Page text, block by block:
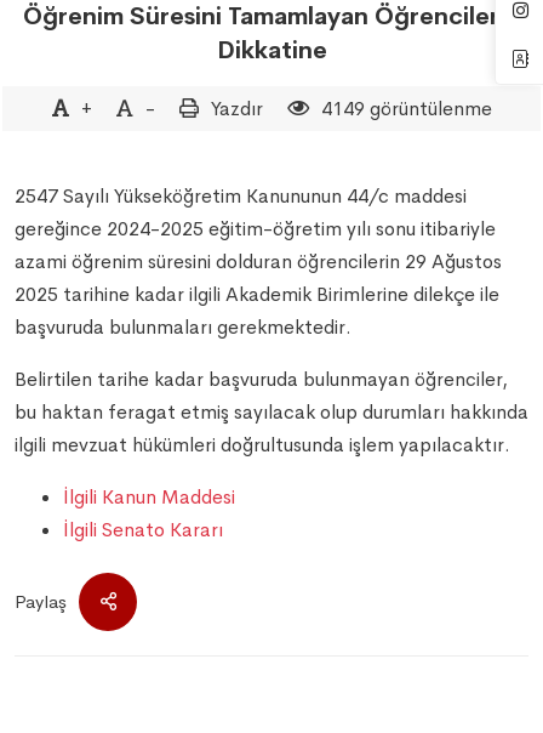
Öğrenim Süresini Tamamlayan Öğrencilerin
Dikkatine
+ - Yazdır 4149 görüntülenme
2547 Sayılı Yükseköğretim Kanununun 44/c maddesi
gereğince 2024-2025 eğitim-öğretim yılı sonu itibariyle
azami öğrenim süresini dolduran öğrencilerin 29 Ağustos
2025 tarihine kadar ilgili Akademik Birimlerine dilekçe ile
başvuruda bulunmaları gerekmektedir.
Belirtilen tarihe kadar başvuruda bulunmayan öğrenciler,
bu haktan feragat etmiş sayılacak olup durumları hakkında
ilgili mevzuat hükümleri doğrultusunda işlem yapılacaktır.
İlgili Kanun Maddesi
İlgili Senato Kararı
Paylaş